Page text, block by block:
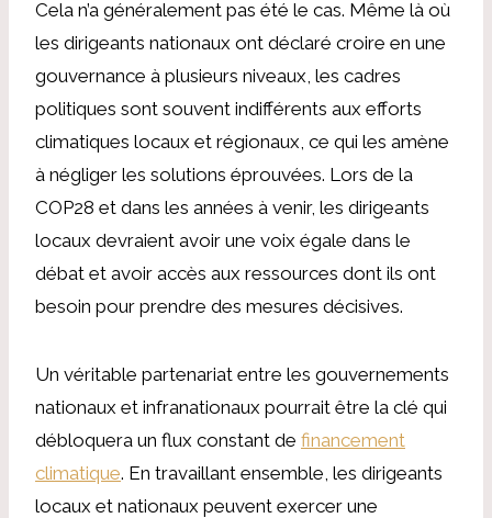
Cela n’a généralement pas été le cas. Même là où
les dirigeants nationaux ont déclaré croire en une
gouvernance à plusieurs niveaux, les cadres
politiques sont souvent indifférents aux efforts
climatiques locaux et régionaux, ce qui les amène
à négliger les solutions éprouvées. Lors de la
COP28 et dans les années à venir, les dirigeants
locaux devraient avoir une voix égale dans le
débat et avoir accès aux ressources dont ils ont
besoin pour prendre des mesures décisives.
Un véritable partenariat entre les gouvernements
nationaux et infranationaux pourrait être la clé qui
débloquera un flux constant de financement
climatique. En travaillant ensemble, les dirigeants
locaux et nationaux peuvent exercer une